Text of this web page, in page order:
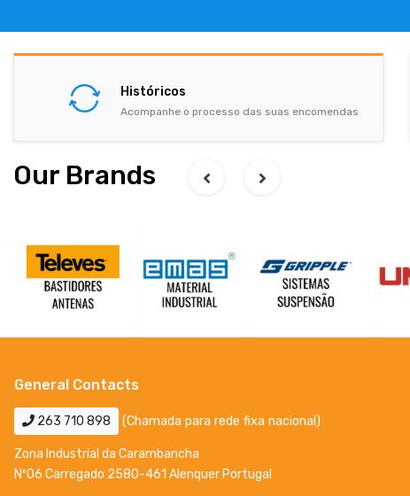
Históricos
Acompanhe o processo das suas encomendas
Our Brands
General Contacts
263 710 898 (Chamada para rede fixa nacional)
Zona Industrial da Carambancha
Nº06 Carregado 2580-461 Alenquer Portugal